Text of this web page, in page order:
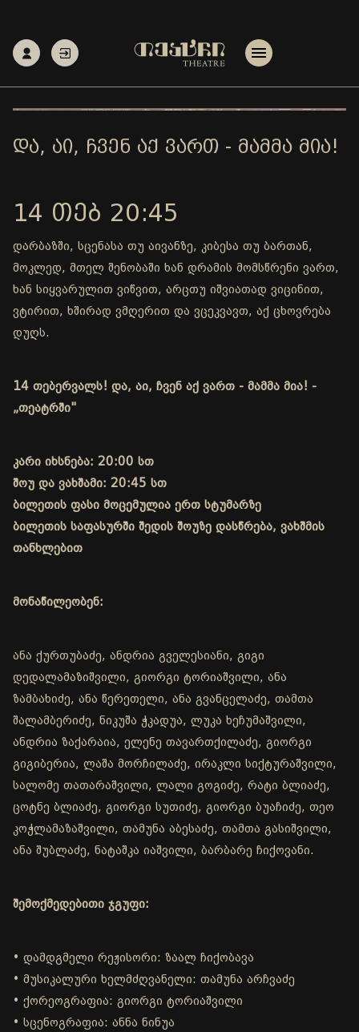
ᲓᲐ, ᲐᲘ, ᲩᲕᲔᲜ ᲐᲥ ᲕᲐᲠᲗ - ᲛᲐᲛᲛᲐ ᲛᲘᲐ!
14 ᲗᲔᲑ 20:45
დარბაზში, სცენასა თუ აივანზე, კიბესა თუ ბართან,
მოკლედ, მთელ შენობაში ხან დრამის მომსწრენი ვართ,
ხან სიყვარულით ვიწვით, არცთუ იშვიათად ვიცინით,
ვტირით, ხშირად ვმღერით და ვცეკვავთ, აქ ცხოვრება
დუღს.
14 თებერვალს! და, აი, ჩვენ აქ ვართ - მამმა მია! -
„თეატრში"
კარი იხსნება: 20:00 სთ
შოუ და ვახშამი: 20:45 სთ
ბილეთის ფასი მოცემულია ერთ სტუმარზე
ბილეთის საფასურში შედის შოუზე დასწრება, ვახშმის
თანხლებით
მონაწილეობენ:
ანა ქურთუბაძე, ანდრია გველესიანი, გიგი
დედალამაზიშვილი, გიორგი ტორიაშვილი, ანა
ზამბახიძე, ანა წერეთელი, ანა გვანცელაძე, თამთა
შალამბერიძე, ნიკუშა ჭკადუა, ლუკა ხეჩუმაშვილი,
ანდრია ზაქარაია, ელენე თავართქილაძე, გიორგი
გიგიბერია, ლაშა მორჩილაძე, ირაკლი სიქტურაშვილი,
სალომე თათარაშვილი, ლალი გოგიძე, რატი ბლიაძე,
ცოტნე ბლიაძე, გიორგი სუთიძე, გიორგი ბუაჩიძე, თეო
კოჭლამაზაშვილი, თამუნა აბესაძე, თამთა გასიშვილი,
ანა შუბლაძე, ნატაშკა იაშვილი, ბარბარე ჩიქოვანი.
შემოქმედებითი ჯგუფი:
• დამდგმელი რეჟისორი: ზაალ ჩიქობავა
• მუსიკალური ხელმძღვანელი: თამუნა არჩვაძე
• ქორეოგრაფია: გიორგი ტორიაშვილი
• სცენოგრაფია: ანნა ნინუა